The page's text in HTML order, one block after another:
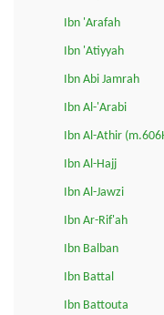
Ibn 'Arafah
Ibn 'Atiyyah
Ibn Abi Jamrah
Ibn Al-'Arabi
Ibn Al-Athir
Ibn Al-Hajj
Ibn Al-Jawzi
Ibn Ar-Rif'ah
Ibn Balban
Ibn Battal
Ibn Battouta